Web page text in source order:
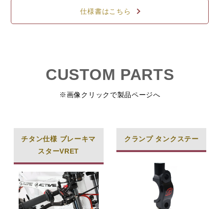
仕様書はこちら
CUSTOM PARTS
※画像クリックで製品ページへ
チタン仕様 ブレーキマ
スターVRET
クランプ タンクステー